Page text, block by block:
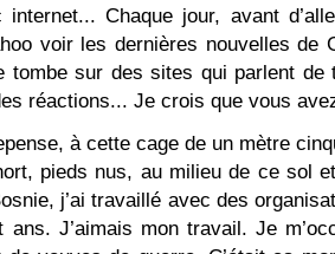
internet... Chaque jour, avant
voir les dernières nouvelles de
tombe sur des sites qui parlent de
réactions... Je crois que vous
à cette cage de un mètre
pieds nus, au milieu de ce sol
j’ai travaillé avec des
ans. J’aimais mon travail. Je